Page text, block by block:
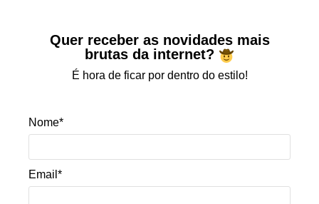
Quer receber as novidades mais
brutas da internet?
É hora de ficar por dentro do estilo!
Nome*
Email*